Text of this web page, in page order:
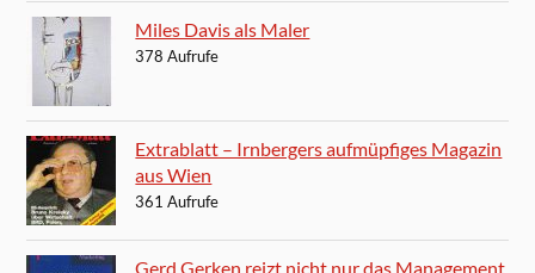
Miles Davis als Maler
378 Aufrufe
Extrablatt – Irnbergers aufmüpfiges Magazin
aus Wien
361 Aufrufe
Gerd Gerken reizt nicht nur das Management